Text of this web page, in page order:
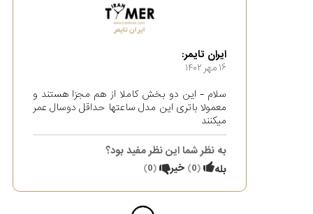
ایران تایمر:
۱۶ مهر ۱۴۰۲
سلام - این دو بخش کاملا از هم مجزا هستند و
معمولا باتری این مدل ساعتها حداقل دوسال عمر
میکنند
به نظر شما این نظر مفید بود؟
بله
(
0
) خیر (
0
)